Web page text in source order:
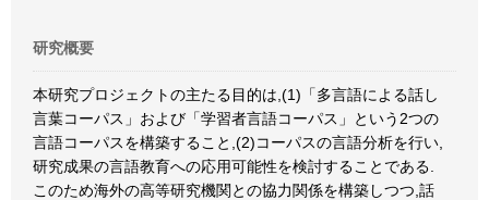
研究概要
本研究プロジェクトの主たる目的は,(1)「多言語による話し
言葉コーパス」および「学習者言語コーパス」という2つの
言語コーパスを構築すること,(2)コーパスの言語分析を行い,
研究成果の言語教育への応用可能性を検討することである.
このため海外の高等研究機関との協力関係を構築しつつ,話